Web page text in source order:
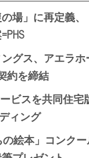
場」に再定義
グス、アエラ
約を締結
ビスを共同住宅
ィング
絵本」コンク